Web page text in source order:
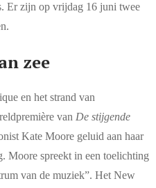
Er zijn op vrijdag 16 juni twee
zee
en het strand van
van De stijgende
Kate Moore geluid aan haar
Moore spreekt in een toelichting
van de muziek”. Het New